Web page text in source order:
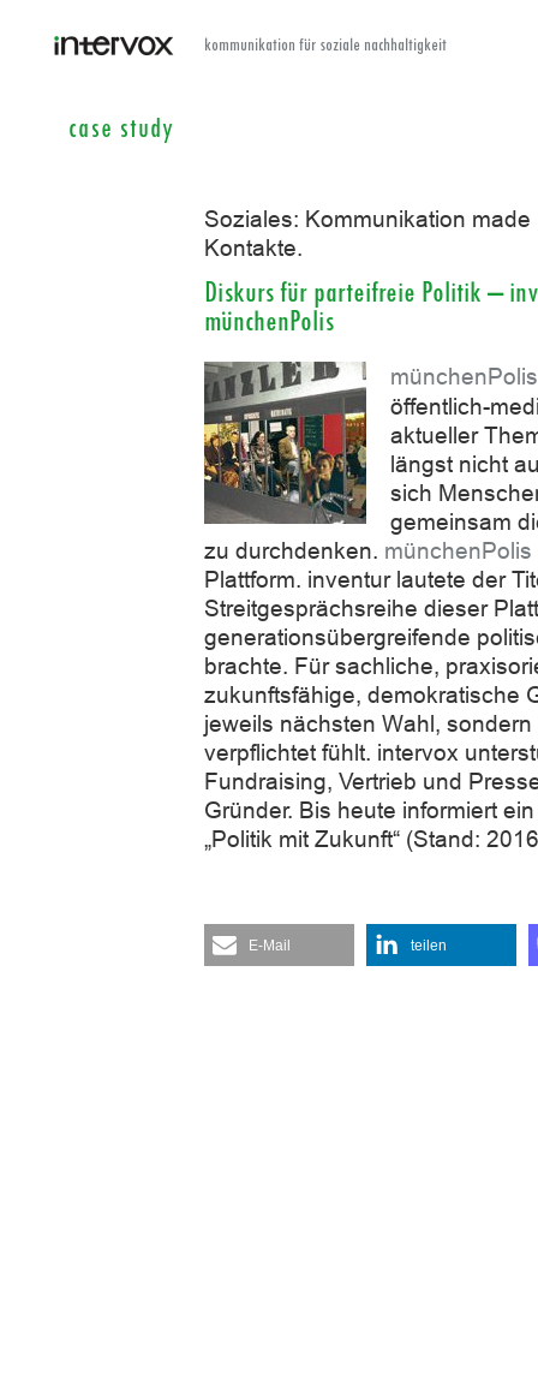
case study
kommunikation für soziale nachhaltigkeit
Soziales: Kommunikation
Kontakte.
Diskurs für parteifreie Politik –
münchenPolis
münchenPolis
öffentlich-
aktueller
längst nicht
sich
gemeinsam
zu durchdenken. münchenPolis
Plattform. inventur lautete der
Streitgesprächsreihe dieser
generationsübergreifende
brachte. Für sachliche,
zukunftsfähige, demokratische
jeweils nächsten Wahl,
verpflichtet fühlt. intervox
Fundraising, Vertrieb und
Gründer. Bis heute informiert
„Politik mit Zukunft“ (Stand:
E-Mail teilen